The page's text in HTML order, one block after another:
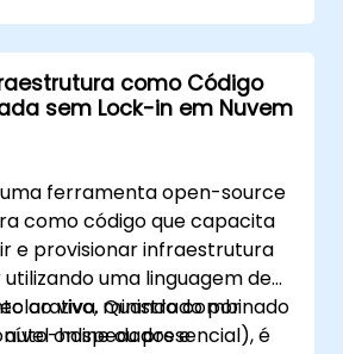
de sistema de
que desejam usar o
para substituir
chat em nuvem por uma
mensagens federada e
como Código
sem Lock-in em Nuvem
ferramenta open-source
como código que capacita
e provisionar infraestrutura
uma linguagem de
Quando combinado
hospedados e
ao vivo, ministrado por
online ou presencial), é